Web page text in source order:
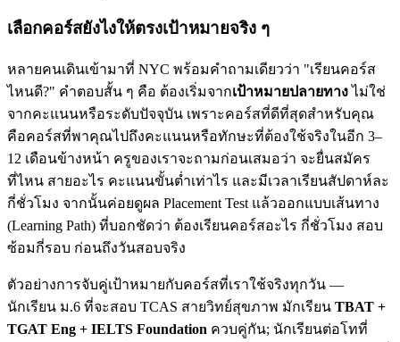
เลือกคอร์สยังไงให้ตรงเป้าหมายจริง ๆ
หลายคนเดินเข้ามาที่ NYC พร้อมคำถามเดียวว่า "เรียนคอร์ส
ไหนดี?" คำตอบสั้น ๆ คือ ต้องเริ่มจากเป้าหมายปลายทางไม่ใช่
จากคะแนนหรือระดับปัจจุบัน เพราะคอร์สที่ดีที่สุดสำหรับคุณ
คือคอร์สที่พาคุณไปถึงคะแนนหรือทักษะที่ต้องใช้จริงในอีก 3–
12 เดือนข้างหน้า ครูของเราจะถามก่อนเสมอว่า จะยื่นสมัคร
ที่ไหน สายอะไร คะแนนขั้นต่ำเท่าไร และมีเวลาเรียนสัปดาห์ละ
กี่ชั่วโมง จากนั้นค่อยดูผล Placement Test แล้วออกแบบเส้นทาง
(Learning Path) ที่บอกชัดว่า ต้องเรียนคอร์สอะไร กี่ชั่วโมง สอบ
ซ้อมกี่รอบ ก่อนถึงวันสอบจริง
ตัวอย่างการจับคู่เป้าหมายกับคอร์สที่เราใช้จริงทุกวัน —
นักเรียน ม.6 ที่จะสอบ TCAS สายวิทย์สุขภาพ มักเรียน TBAT +
TGAT Eng + IELTS Foundation ควบคู่กัน; นักเรียนต่อโทที่